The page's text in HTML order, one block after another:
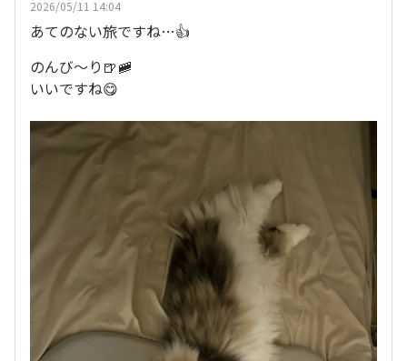
2026/05/11 14:04
あてのない旅ですね…👍
のんび〜り🍺🚞
いいですね😋